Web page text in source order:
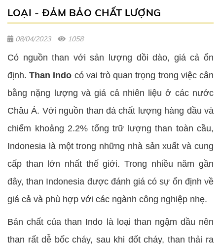
LOẠI - ĐẢM BẢO CHẤT LƯỢNG
08/04/2023 1058
Có nguồn than với sản lượng dồi dào, giá cả ổn
định.Than Indo có vai trò quan trọng trong việc cân
bằng nặng lượng và giá cả nhiên liệu ở các nước
Châu Á. Với nguồn than đá chất lượng hàng đầu và
chiếm khoảng 2.2% tổng trữ lượng than toàn cầu,
Indonesia là một trong những nhà sản xuất và cung
cấp than lớn nhất thế giới. Trong nhiều năm gần
đây, than Indonesia được đánh giá có sự ổn định về
giá cả và phù hợp với các ngành công nghiệp nhẹ.
Bản chất của than Indo là loại than ngậm dầu nên
than rất dễ bốc cháy, sau khi đốt cháy, than thải ra